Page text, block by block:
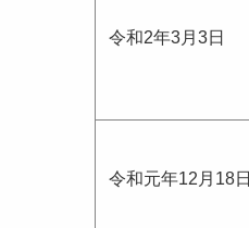
令和2年3月3日
令和元年12月18日